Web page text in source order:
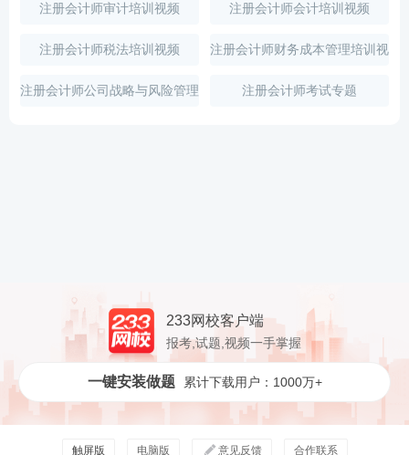
注册会计师审计培训视频 注册会计师会计培训视频
注册会计师税法培训视频 注册会计师财务成本管理培训视
注册会计师公司战略与风险管理 注册会计师考试专题
233网校客户端
报考,试题,视频一手掌握
一键安装做题 累计下载用户：1000万+
触屏版 电脑版 意见反馈 合作联系